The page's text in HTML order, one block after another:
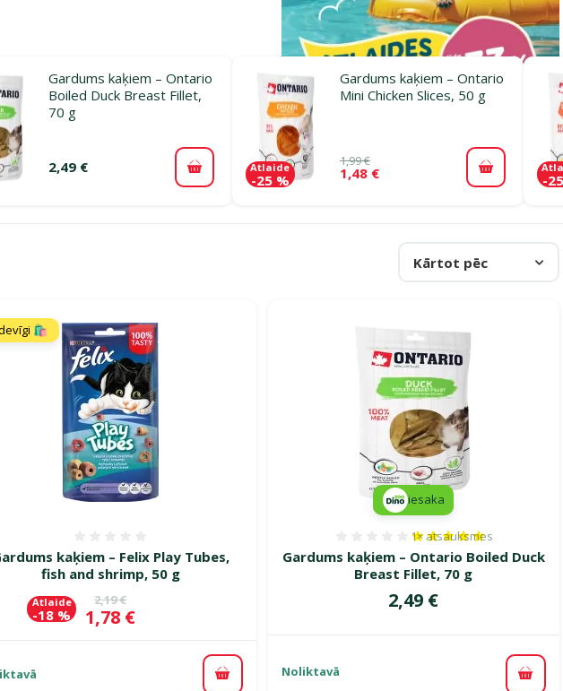
Gardums kaķiem – Ontario
Boiled Duck Breast Fillet,
70 g
2,49 € Pievienot grozam
Gardums kaķiem – Ontario
Mini Chicken Slices, 50 g
1,99 €
1,48 €
Atlaide
-25 % Pievienot
-
Kārtot pēc
kaķiem – Felix Play Tubes,
fish and shrimp, 50 g
Oriģinālā cena
2,19 €
Cena
1,78 €
Atlaide
-18 %
🛍️
Pievienot grozam
Gardums kaķiem – Ontario Boiled Duck
Breast Fillet, 70 g
Atsauksmes 100%,
1× atsauksmes
Cena
2,49 €
iesaka
Noliktavā